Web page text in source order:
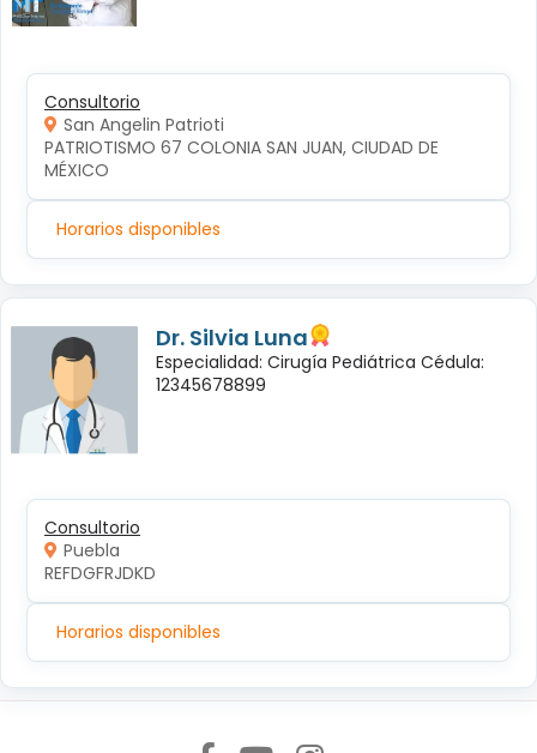
Consultorio
San Angelin Patrioti
PATRIOTISMO 67 COLONIA SAN JUAN, CIUDAD DE
MÉXICO
Horarios disponibles
Dr. Silvia Luna
Especialidad: Cirugía Pediátrica Cédula:
12345678899
Consultorio
Puebla
REFDGFRJDKD
Horarios disponibles